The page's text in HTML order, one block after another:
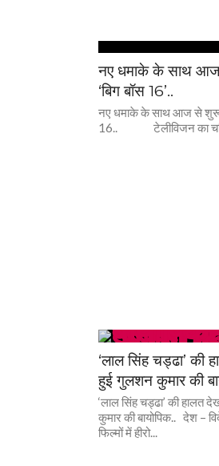
नए धमाके के साथ
‘बिग बॉस 16’..
नए धमाके के साथ आज से शुरू
16.. टेलीविजन का
‘लाल सिंह चड्ढा’ की
हुई गुलशन कुमार की
‘लाल सिंह चड्ढा’ की हालत
कुमार की बायोपिक.. देश –
फिल्मों में हीरो...